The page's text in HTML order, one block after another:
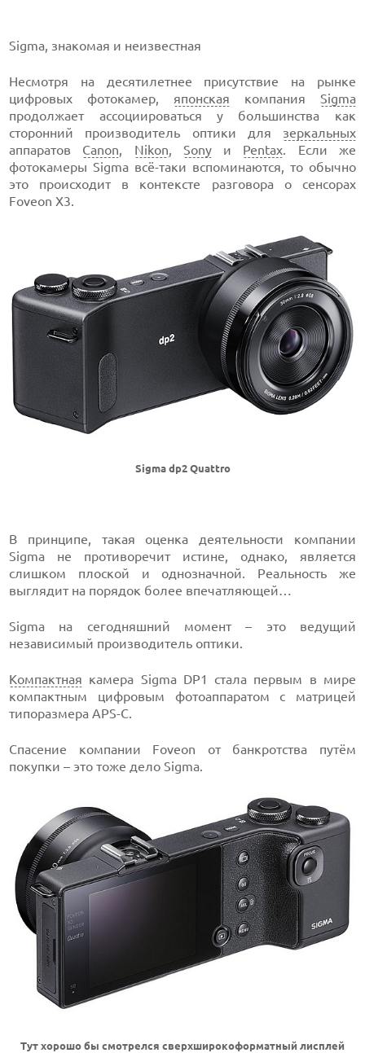
Sigma, знакомая и неизвестная
Несмотря на десятилетнее присутствие на рынке
цифровых фотокамер, японская компания Sigma
продолжает ассоциироваться у большинства как
сторонний производитель оптики для зеркальных
аппаратов Canon, Nikon, Sonyи Pentax. Если же
фотокамеры Sigma всё-таки вспоминаются, то обычно
это происходит в контексте разговора о сенсорах
Foveon X3.
Sigma dp2 Quattro
В принципе, такая оценка деятельности компании
Sigma не противоречит истине, однако, является
слишком плоской и однозначной. Реальность же
выглядит на порядок более впечатляющей…
Sigma на сегодняшний момент – это ведущий
независимый производитель оптики.
Компактная камера Sigma DP1 стала первым в мире
компактным цифровым фотоаппаратом с матрицей
типоразмера APS-C.
Спасение компании Foveon от банкротства путём
покупки – это тоже дело Sigma.
Тут хорошо бы смотрелся сверхширокоформатный лисплей